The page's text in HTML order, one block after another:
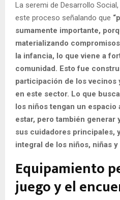
La seremi de Desarrollo
este proceso señalando que
sumamente importante,
materializando
la infancia, lo que viene a
comunidad. Esto fue
participación de los vecinos
en este sector. Lo que
los niños tengan un espacio
estar, pero también
sus cuidadores principales,
integral de los niños, niñas y
Equipamiento
juego y el